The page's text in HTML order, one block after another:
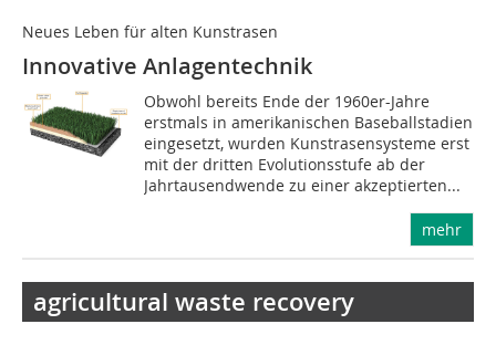
Neues Leben für alten Kunstrasen
Innovative Anlagentechnik
Obwohl bereits Ende der 1960er-Jahre
erstmals in amerikanischen Baseballstadien
eingesetzt, wurden Kunstrasensysteme erst
mit der dritten Evolutionsstufe ab der
Jahrtausendwende zu einer akzeptierten...
mehr
agricultural waste recovery